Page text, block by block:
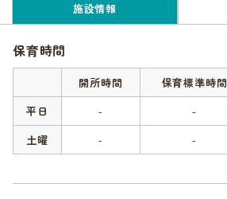
施設情報
保育時間
開所時間 保育標準時間
平日
- -
土曜
- -